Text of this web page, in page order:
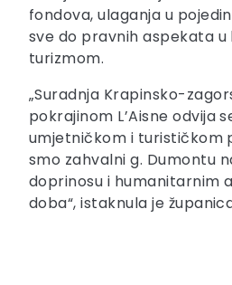
fondova, ulaganja u
sve do pravnih aspekata u
turizmom.
„Suradnja Krapinsko-
pokrajinom L’Aisne odvija
umjetničkom i turističkom
smo zahvalni g. Dumontu
doprinosu i humanitarnim
doba“, istaknula je